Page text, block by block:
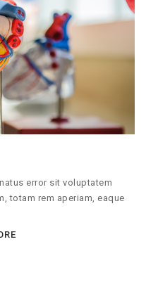
error sit voluptatem
totam rem aperiam, eaque